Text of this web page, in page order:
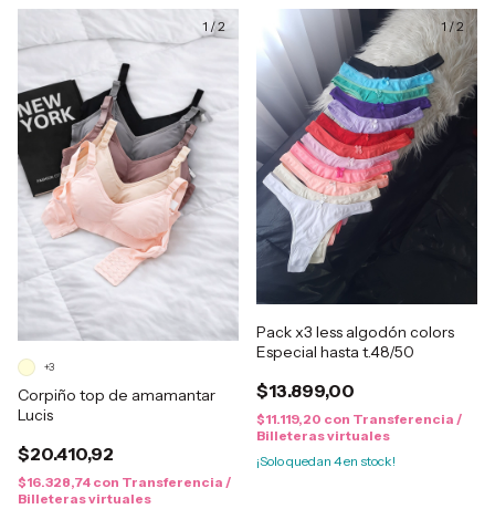
1 /2
Corpiño top de amamantar
Lucis
$20.410,92
$16.328,74 con Transferencia /
Billeteras virtuales
+3
1/2
Pack x3 less algodón colors
Especial hasta t.48/50
$13.899,00
$11.119,20 con Transferencia /
Billeteras virtuales
¡Solo quedan 4en stock!